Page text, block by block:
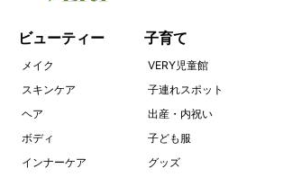
ビューティー
メイク
スキンケア
ヘア
ボディ
インナーケア
子育て
VERY児童館
子連れスポット
出産・内祝い
子ども服
グッズ